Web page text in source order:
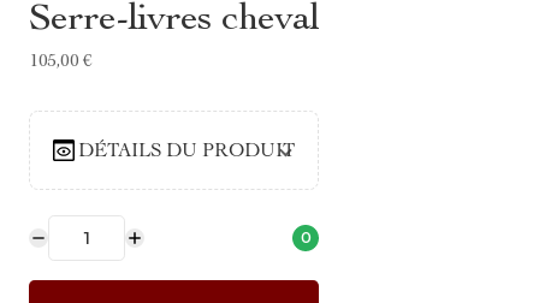
Serre-livres cheval
105,00 €
DÉTAILS DU PRODUIT
0